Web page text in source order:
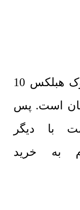
بلوک هبلکس 10
است. پس
با دیگر
به خرید